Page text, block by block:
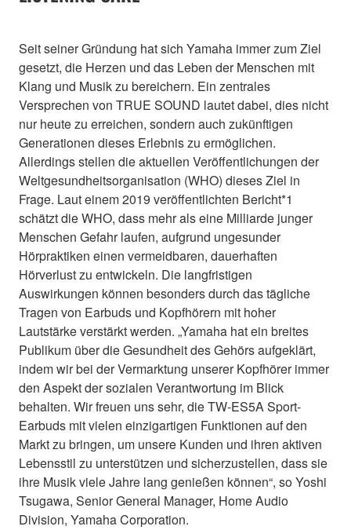
Seit seiner Gründung hat sich Yamaha immer zum Ziel
gesetzt, die Herzen und das Leben der Menschen mit
Klang und Musik zu bereichern. Ein zentrales
Versprechen von TRUE SOUND lautet dabei, dies nicht
nur heute zu erreichen, sondern auch zukünftigen
Generationen dieses Erlebnis zu ermöglichen.
Allerdings stellen die aktuellen Veröffentlichungen der
Weltgesundheitsorganisation (WHO) dieses Ziel in
Frage. Laut einem 2019 veröffentlichten Bericht*1
schätzt die WHO, dass mehr als eine Milliarde junger
Menschen Gefahr laufen, aufgrund ungesunder
Hörpraktiken einen vermeidbaren, dauerhaften
Hörverlust zu entwickeln. Die langfristigen
Auswirkungen können besonders durch das tägliche
Tragen von Earbuds und Kopfhörern mit hoher
Lautstärke verstärkt werden. „Yamaha hat ein breites
Publikum über die Gesundheit des Gehörs aufgeklärt,
indem wir bei der Vermarktung unserer Kopfhörer immer
den Aspekt der sozialen Verantwortung im Blick
behalten. Wir freuen uns sehr, die TW-ES5A Sport-
Earbuds mit vielen einzigartigen Funktionen auf den
Markt zu bringen, um unsere Kunden und ihren aktiven
Lebensstil zu unterstützen und sicherzustellen, dass sie
ihre Musik viele Jahre lang genießen können“, so Yoshi
Tsugawa, Senior General Manager, Home Audio
Division, Yamaha Corporation.